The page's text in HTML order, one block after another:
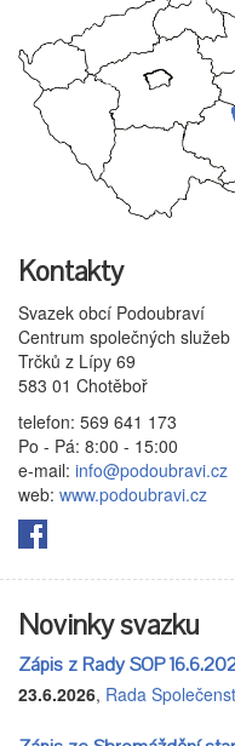
Kontakty
Svazek obcí Podoubraví
Centrum společných služeb
Trčků z Lípy 69
583 01 Chotěboř
telefon: 569 641 173
Po - Pá: 8:00 - 15:00
e-mail: info@podoubravi.cz
web: www.podoubravi.cz
Novinky svazku
Zápis z Rady SOP
23.6.2026, Rada